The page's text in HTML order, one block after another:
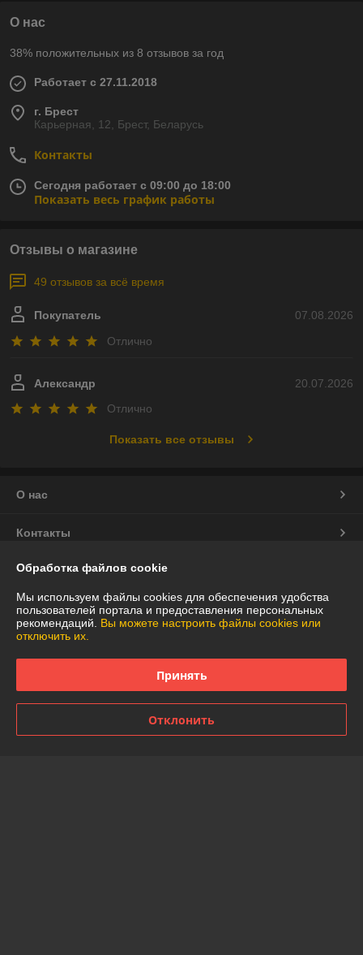
О нас
38% положительных из 8 отзывов за год
Работает с 27.11.2018
г. Брест
Карьерная, 12, Брест, Беларусь
Контакты
Сегодня работает с 09:00 до 18:00
Показать весь график работы
Отзывы о магазине
49 отзывов за всё время
07.08.2026
Покупатель
Отлично
20.07.2026
Александр
Отлично
Показать все отзывы
О нас
Контакты
Доставка и оплата
График работы
Политика обработки cookies
Сайт создан на платформе Deal.by
Обработка файлов cookie
Мы используем файлы cookies для обеспечения удобства
пользователей портала и предоставления персональных
рекомендаций. Вы можете настроить файлы cookies или
отключить их.
Принять
Отклонить